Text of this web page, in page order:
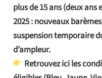
plus de 15 ans (deux ans
2025 : nouveaux
suspension temporaire
d’ampleur.
Retrouvez ici les